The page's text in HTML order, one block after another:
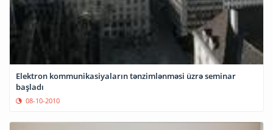
Elektron kommunikasiyaların tənzimlənməsi üzrə seminar
başladı
08-10-2010